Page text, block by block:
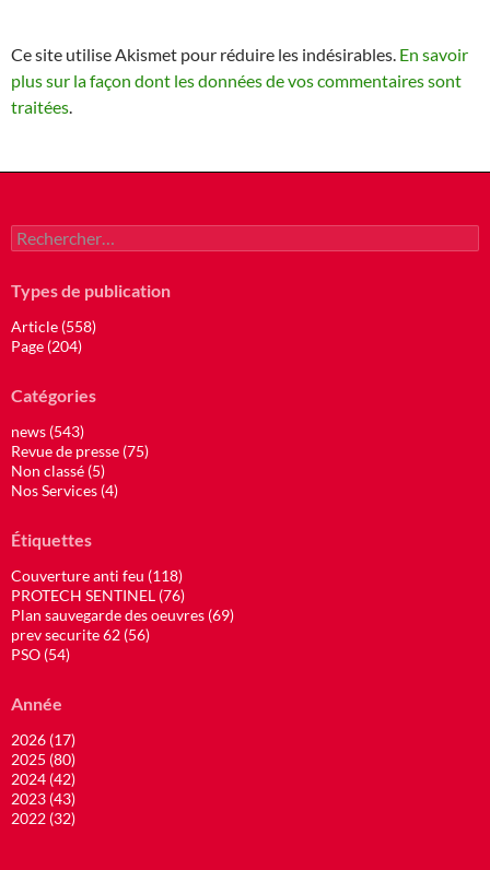
Ce site utilise Akismet pour réduire les indésirables. En savoir
plus sur la façon dont les données de vos commentaires sont
traitées.
Rechercher :
Types de publication
Article (558)
Page (204)
Catégories
news (543)
Revue de presse (75)
Non classé (5)
Nos Services (4)
Étiquettes
Couverture anti feu (118)
PROTECH SENTINEL (76)
Plan sauvegarde des oeuvres (69)
prev securite 62 (56)
PSO (54)
Année
2026 (17)
2025 (80)
2024 (42)
2023 (43)
2022 (32)